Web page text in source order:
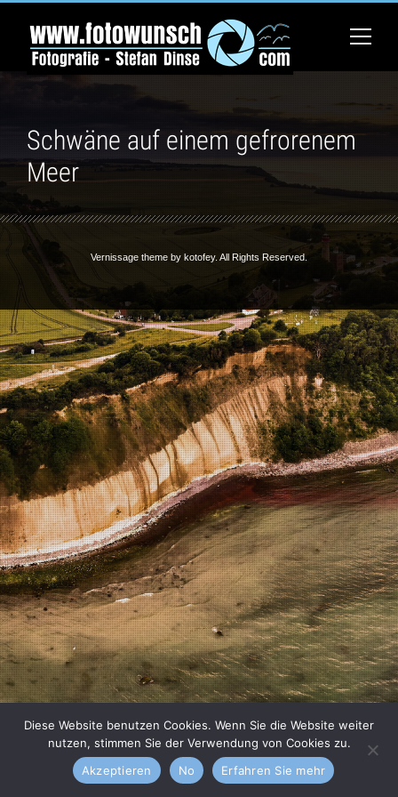
Schwäne auf einem gefrorenem
Meer
Vernissage theme by kotofey. All Rights Reserved.
Diese Website benutzen Cookies. Wenn Sie die Website weiter
nutzen, stimmen Sie der Verwendung von Cookies zu.
Akzeptieren
No Erfahren Sie mehr